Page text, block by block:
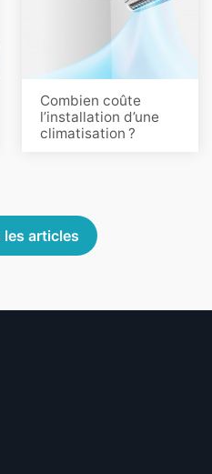
Combien coûte
l’installation d’une
climatisation ?
articles